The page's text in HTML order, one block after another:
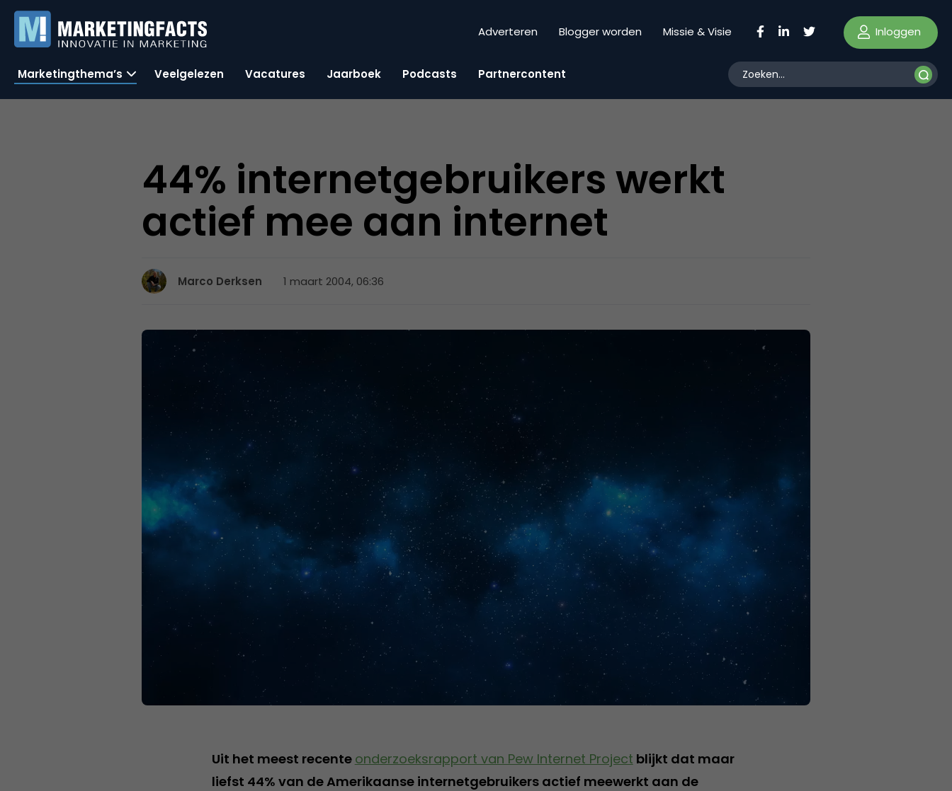
Adverteren Blogger worden Missie & Visie Inloggen
Marketingthema’s Veelgelezen Vacatures Jaarboek Podcasts Partnercontent
44% internetgebruikers werkt
actief mee aan internet
Marco Derksen 1 maart 2004, 06:36
Uit het meest recente onderzoeksrapport van Pew Internet Project blijkt dat maar
liefst 44% van de Amerikaanse internetgebruikers actief meewerkt aan de